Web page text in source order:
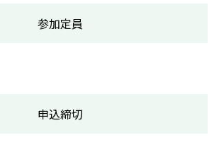
参加定員
申込締切